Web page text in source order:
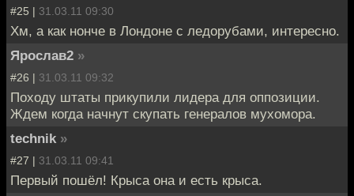
#25 | 31.03.11 09:30
Хм, а как нонче в Лондоне с ледорубами, интересно.
Ярослав2 »
#26 | 31.03.11 09:32
Походу штаты прикупили лидера для оппозиции.
Ждем когда начнут скупать генералов мухомора.
technik »
#27 | 31.03.11 09:41
Первый пошёл! Крыса она и есть крыса.